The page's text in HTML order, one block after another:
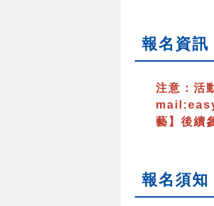
報名資訊
注意： 活
藝】後續
報名須知